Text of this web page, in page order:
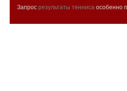
Запросрезультаты тенниса особенно